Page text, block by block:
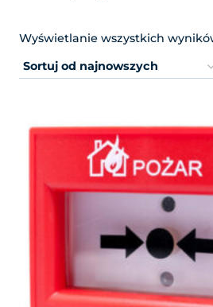
Wyświetlanie wszystkich